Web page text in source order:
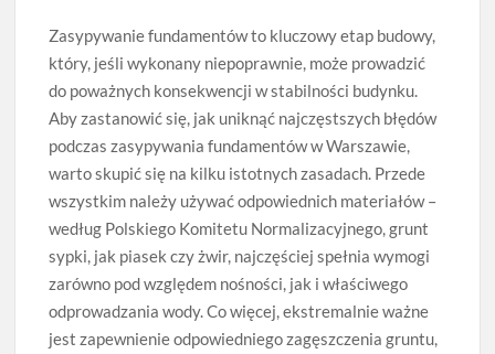
Zasypywanie fundamentów to kluczowy etap budowy,
który, jeśli wykonany niepoprawnie, może prowadzić
do poważnych konsekwencji w stabilności budynku.
Aby zastanowić się, jak uniknąć najczęstszych błędów
podczas zasypywania fundamentów w Warszawie,
warto skupić się na kilku istotnych zasadach. Przede
wszystkim należy używać odpowiednich materiałów –
według Polskiego Komitetu Normalizacyjnego, grunt
sypki, jak piasek czy żwir, najczęściej spełnia wymogi
zarówno pod względem nośności, jak i właściwego
odprowadzania wody. Co więcej, ekstremalnie ważne
jest zapewnienie odpowiedniego zagęszczenia gruntu,